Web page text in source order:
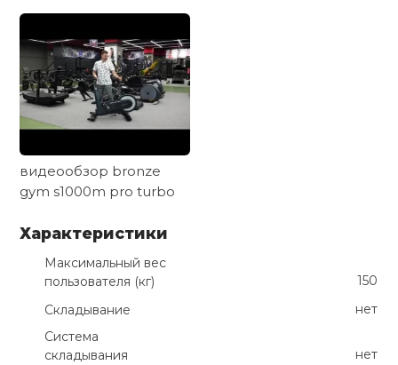
видеообзор bronze
gym s1000m pro turbo
Характеристики
Максимальный вес
пользователя (кг)
150
Складывание
нет
Система
складывания
нет